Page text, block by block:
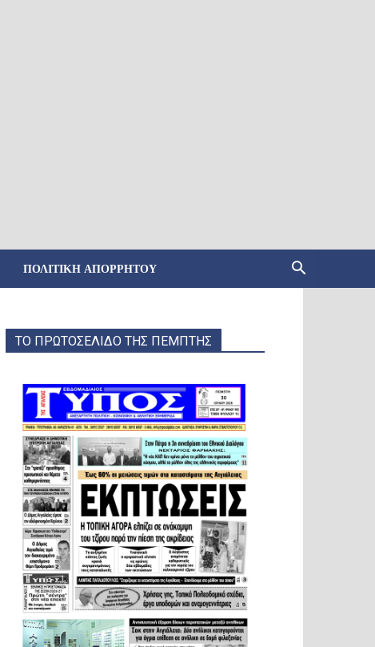
ΠΟΛΙΤΙΚΉ ΑΠΟΡΡΉΤΟΥ
ΤΟ ΠΡΩΤΟΣΕΛΙΔΟ ΤΗΣ ΠΕΜΠΤΗΣ